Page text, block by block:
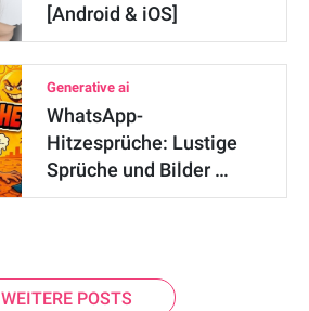
[Android & iOS]
Generative ai
WhatsApp-
Hitzesprüche: Lustige
Sprüche und Bilder …
WEITERE POSTS